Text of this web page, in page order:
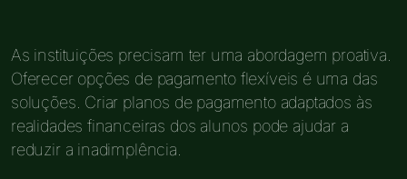
As instituições precisam ter uma abordagem proativa.
Oferecer opções de pagamento flexíveis é uma das
soluções. Criar planos de pagamento adaptados às
realidades financeiras dos alunos pode ajudar a
reduzir a inadimplência.